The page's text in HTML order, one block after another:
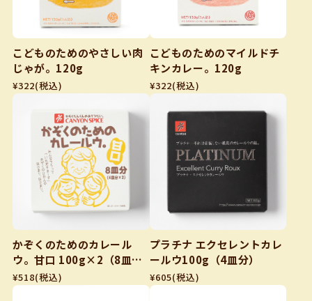
こどものためのやさしい肉
じゃが。120g
¥322(税込)
こどものためのマイルドチ
キンカレー。120g
¥322(税込)
かぞくのためのカレール
ウ。甘口 100g×2（8皿
分）
¥518(税込)
プラチナ エクセレントカレ
ールウ100g（4皿分）
¥605(税込)